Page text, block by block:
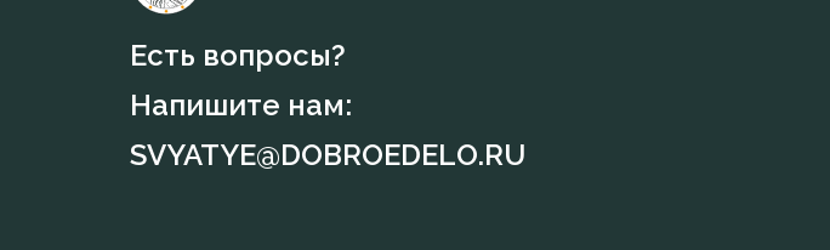
Есть вопросы?
Напишите нам:
SVYATYE@DOBROEDELO.RU